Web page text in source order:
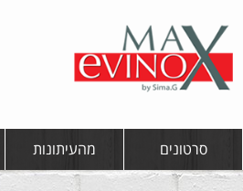
סרטונים מהעיתונות